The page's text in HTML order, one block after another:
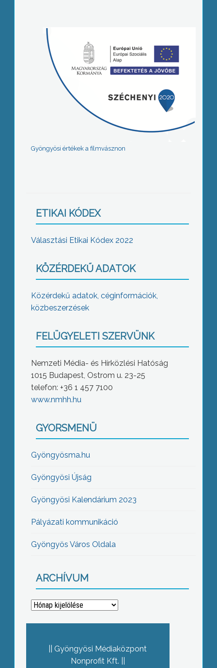
Gyöngyösi értékek a filmvásznon
ETIKAI KÓDEX
Választási Etikai Kódex 2022
KÖZÉRDEKŰ ADATOK
Közérdekű adatok, céginformációk,
közbeszerzések
FELÜGYELETI SZERVÜNK
Nemzeti Média- és Hírközlési Hatóság
1015 Budapest, Ostrom u. 23-25
telefon: +36 1 457 7100
www.nmhh.hu
GYORSMENÜ
Gyöngyösma.hu
Gyöngyösi Újság
Gyöngyösi Kalendárium 2023
Pályázati kommunikáció
Gyöngyös Város Oldala
ARCHÍVUM
Archívum
Gyöngyösi Médiaközpont
Nonprofit Kft.